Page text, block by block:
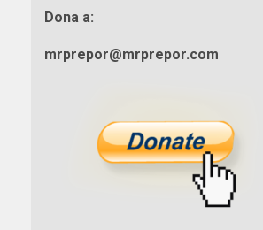
Dona a:
mrprepor@mrprepor.com